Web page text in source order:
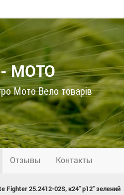
МОТО
Мото Вело товарів
Отзывы Контакты
Fighter 25.2412-02S, к24" р12" зелений